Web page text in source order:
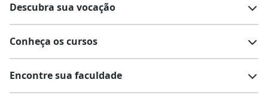
Descubra sua vocação
Conheça os cursos
Encontre sua faculdade